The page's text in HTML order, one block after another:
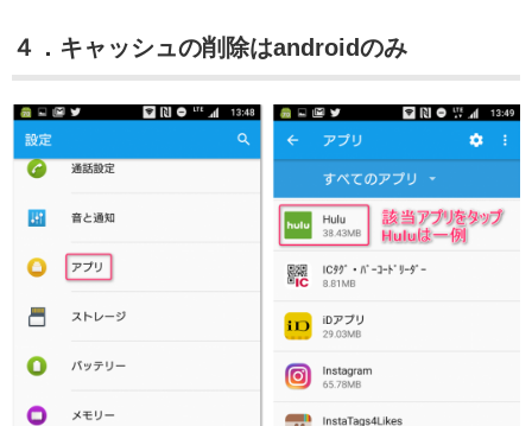
４．キャッシュの削除はandroidのみ